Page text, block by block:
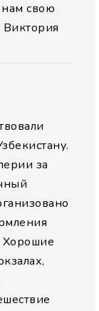
нам свою
за
Хорошие